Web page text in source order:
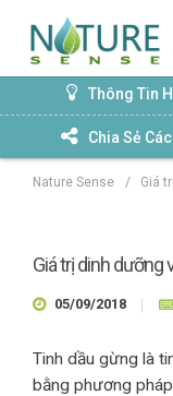
Thông Tin
Chia Sẻ
Nature Sense / Giá
Giá trị dinh dưỡng
05/09/2018
Tinh dầu gừng là
bằng phương